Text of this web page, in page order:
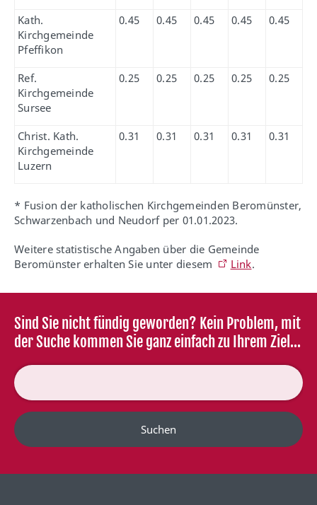
Kath.
Kirchgemeinde
Pfeffikon
0.45 0.45 0.45 0.45 0.45
Ref.
Kirchgemeinde
Sursee
0.25 0.25 0.25 0.25 0.25
Christ. Kath.
Kirchgemeinde
Luzern
0.31 0.31 0.31 0.31 0.31
* Fusion der katholischen Kirchgemeinden Beromünster,
Schwarzenbach und Neudorf per 01.01.2023.
Weitere statistische Angaben über die Gemeinde
Beromünster erhalten Sie unter diesem
Link.
Sind Sie nicht fündig geworden? Kein Problem, mit
der Suche kommen Sie ganz einfach zu Ihrem Ziel...
Suchen